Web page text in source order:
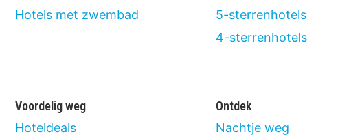
Hotels met zwembad
5-sterrenhotels
4-sterrenhotels
Voordelig weg
Hoteldeals
Ontdek
Nachtje weg